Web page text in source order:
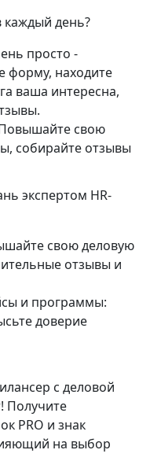
каждый день?
просто -
форму, находите
ваша интересна,
свою
собирайте отзывы
экспертом HR-
свою деловую
отзывы и
и программы:
доверие
с деловой
Получите
PRO и знак
на выбор